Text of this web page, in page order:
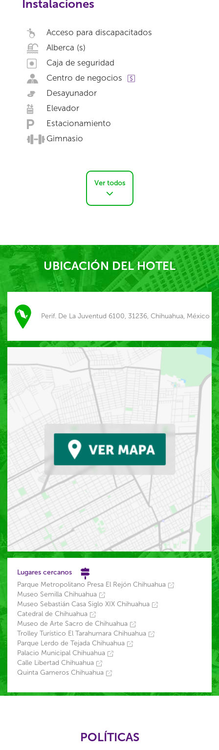
Instalaciones
Acceso para discapacitados
Alberca (s)
Caja de seguridad
Centro de negocios
Desayunador
Elevador
Estacionamiento
Gimnasio
Ver todos
UBICACIÓN DEL HOTEL
Perif. De La Juventud 6100, 31236, Chihuahua, México
Lugares cercanos
Parque Metropolitano Presa El Rejón Chihuahua
Museo Semilla Chihuahua
Museo Sebastián Casa Siglo XIX Chihuahua
Catedral de Chihuahua
Museo de Arte Sacro de Chihuahua
Trolley Turístico El Tarahumara Chihuahua
Parque Lerdo de Tejada Chihuahua
Palacio Municipal Chihuahua
Calle Libertad Chihuahua
Quinta Gameros Chihuahua
POLÍTICAS